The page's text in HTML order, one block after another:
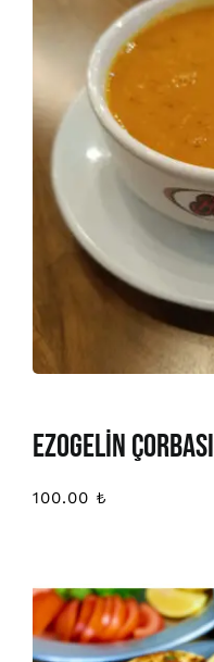
EZOGELİN ÇORBASI
100.00 ₺